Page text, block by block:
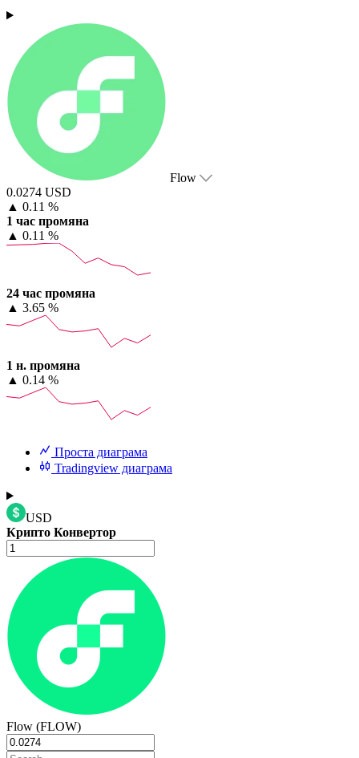
Flow
0.0274 USD
▲ 0.11 %
1 час промяна
▲ 0.11 %
24 час промяна
▲ 3.65 %
1 н. промяна
▲ 0.14 %
Проста диаграма
Tradingview диаграма
USD
Крипто Конвертор
Flow (FLOW)